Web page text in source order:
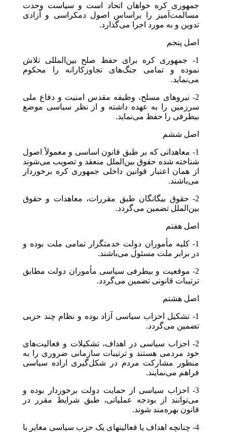
جمهوری کره خواهان اتحاد است و سیاست وحدت
مسالمت‌آمیز را براساس اصول دمکراسی و آزادی
تدوین و به مورد اجرا می‌گذارد.
اصل پنجم
1- جمهوری کره برای حفظ صلح بین‌المللی تلاش
نموده و تمامی جنگ‌های تجاوزکارانه را محکوم
می‌نماید.
2- نیروهای مسلح، وظیفه مقدس امنیت و دفاع ملی
سرزمین را به عهده داشته و از نظر سیاسی موضع
بیطرفی را حفظ می‌نماید.
اصل ششم
1- معاهداتی که بر طبق قانون اساسی و معمولاً اصول
شناخته شده حقوق بین‌الملل منعقد و تصویب می‌شوند
از همان اعتبار قوانین داخلی جمهوری کره برخوردار
می‌باشند.
2- حقوق بیگانگان طبق مقررات، معاهدات و حقوق
بین‌الملل تضمین می‌گردد.
اصل هفتم
1- کلیه مأموران دولت خدمتگزار تمامی ملت بوده و
در برابر ملت مسئول می‌باشند.
2- موقعیت و بیطرفی سیاسی مأموران دولت مطابق
ترتیبات قانونی تضمین می‌گردد.
اصل هشتم
1- تشکیل احزاب سیاسی آزاد بوده و نظام چند حزبی
تضمین می‌گردد.
2- احزاب سیاسی در اهداف، تشکیلات و فعالیت‌های
خود مردمی هستند و ترتیبات سازمانی ضروری را به
منظور مشارکت مردم در شکل‌گیری اراده سیاسی
فراهم می‌نمایند.
3- احزاب سیاسی از حمایت دولت برخوردار بوده و
می‌توانند از بودجه عملیاتی، طبق شرایط مقرر در
قانون بهره‌مند شوند.
4- چنانچه اهداف یا فعالیتهای یک حزب سیاسی مغایر با